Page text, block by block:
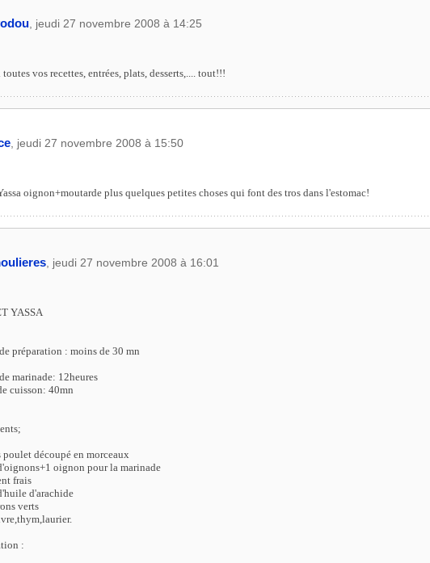
, jeudi 27 novembre 2008 à 14:25
vos recettes, entrées, plats, desserts,.... tout!!!
, jeudi 27 novembre 2008 à 15:50
oignon+moutarde plus quelques petites choses qui font des tros dans l'estomac!
, jeudi 27 novembre 2008 à 16:01
YASSA
préparation : moins de 30 mn
marinade: 12heures
cuisson: 40mn
poulet découpé en morceaux
oignon pour la marinade
frais
d'arachide
verts
: